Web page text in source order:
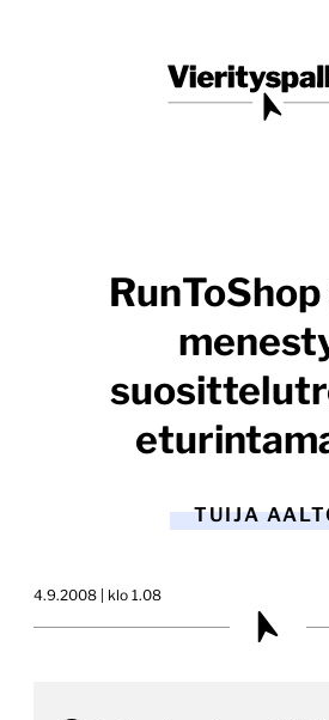
Vierityspalkki.fi
TUIJA
4.9.2008 | klo 1.08